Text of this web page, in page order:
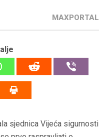
MAXPORTAL
sjednica Vijeća sigurnosti